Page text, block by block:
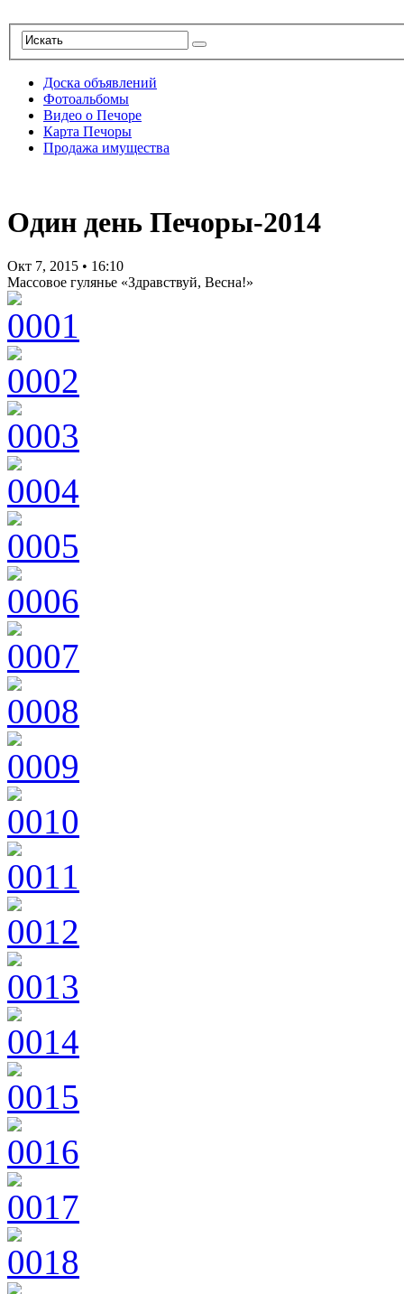
Доска объявлений
Фотоальбомы
Видео о Печоре
Карта Печоры
Продажа имущества
Один день Печоры-2014
Окт 7, 2015 • 16:10
Массовое гулянье «Здравствуй, Весна!»